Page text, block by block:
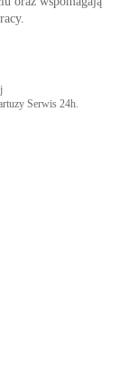
Serwis 24h.